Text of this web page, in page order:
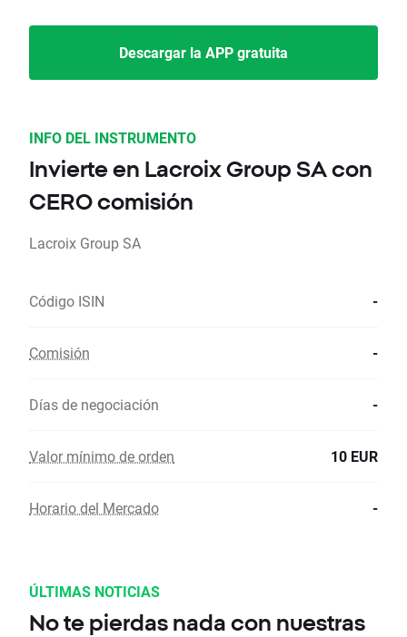
Descargar la APP gratuita
INFO DEL INSTRUMENTO
Invierte en Lacroix Group SA con
CERO comisión
Lacroix Group SA
Código ISIN -
Comisión -
Días de negociación -
Valor mínimo de orden 10 EUR
Horario del Mercado -
ÚLTIMAS NOTICIAS
No te pierdas nada con nuestras